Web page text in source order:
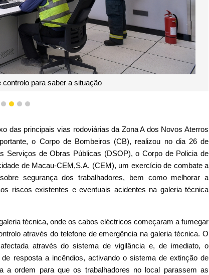
controlo para saber a situação
1 2 3 4
das principais vias rodoviárias da Zona A dos Novos Aterros
o Corpo de Bombeiros (CB), realizou no dia 26 de
Serviços de Obras Públicas (DSOP), o Corpo de Policia de
de Macau-CEM,S.A. (CEM), um exercício de combate a
segurança dos trabalhadores, bem como melhorar a
riscos existentes e eventuais acidentes na galeria técnica
técnica, onde os cabos eléctricos começaram a fumegar
através do telefone de emergência na galeria técnica. O
através do sistema de vigilância e, de imediato, o
resposta a incêndios, activando o sistema de extinção de
a ordem para que os trabalhadores no local parassem as